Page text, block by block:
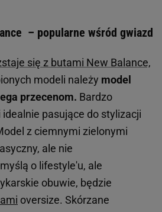
– popularne wśród gwiazd
się z butami New Balance,
modeli należy model
przecenom. Bardzo
pasujące do stylizacji
z ciemnymi zielonymi
ale nie
o lifestyle'u, ale
obuwie, będzie
oversize. Skórzane